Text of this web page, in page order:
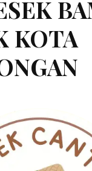
KOTA